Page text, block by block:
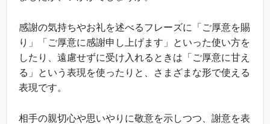
感謝の気持ちやお礼を述べるフレーズに「ご厚意を賜
り」「ご厚意に感謝申し上げます」といった使い方を
したり、遠慮せずに受け入れるときは「ご厚意に甘え
る」という表現を使ったりと、さまざまな形で使える
表現です。
相手の親切心や思いやりに敬意を示しつつ、謝意を表